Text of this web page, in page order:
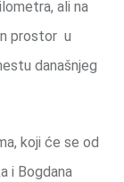
ali na
prostor u
današnjeg
koji će se od
i Bogdana